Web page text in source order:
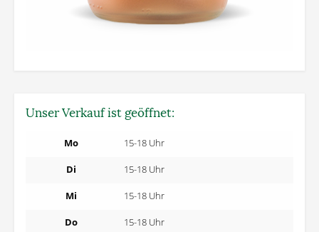
Unser Verkauf ist geöffnet:
Mo 15-18 Uhr
Di 15-18 Uhr
Mi 15-18 Uhr
Do 15-18 Uhr